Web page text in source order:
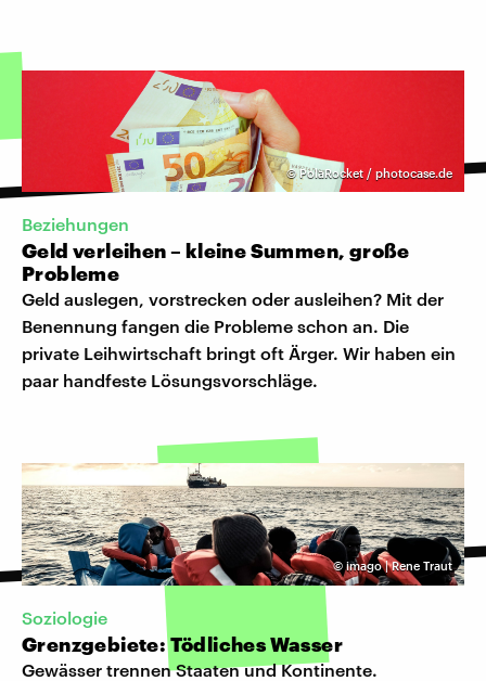
©PolaRocket / photocase.de
Beziehungen
Geld verleihen – kleine Summen, große
Probleme
Geld auslegen, vorstrecken oder ausleihen? Mit der
Benennung fangen die Probleme schon an. Die
private Leihwirtschaft bringt oft Ärger. Wir haben ein
paar handfeste Lösungsvorschläge.
© imago | Rene Traut
Soziologie
Grenzgebiete: Tödliches Wasser
Gewässer trennen Staaten und Kontinente.